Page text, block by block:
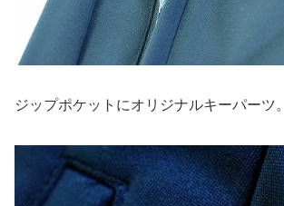
ジップポケットにオリジナルキーパーツ。